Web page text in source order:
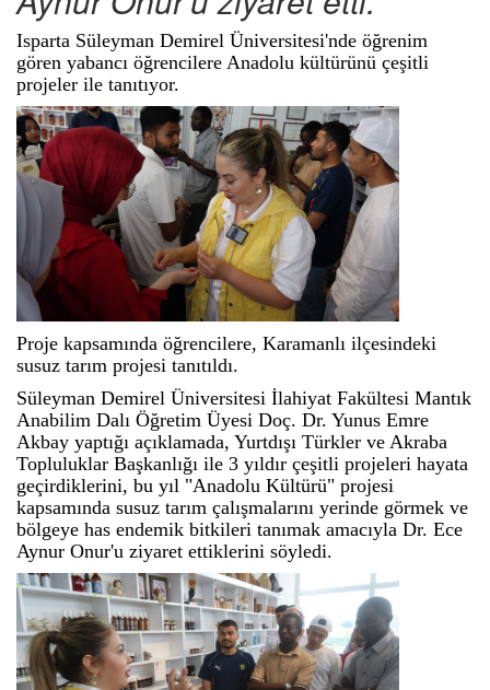
Isparta Süleyman Demirel Üniversitesi'nde öğrenim
gören yabancı öğrencilere Anadolu kültürünü çeşitli
projeler ile tanıtıyor.
Proje kapsamında öğrencilere, Karamanlı ilçesindeki
susuz tarım projesi tanıtıldı.
Süleyman Demirel Üniversitesi İlahiyat Fakültesi Mantık
Anabilim Dalı Öğretim Üyesi Doç. Dr. Yunus Emre
Akbay yaptığı açıklamada, Yurtdışı Türkler ve Akraba
Topluluklar Başkanlığı ile 3 yıldır çeşitli projeleri hayata
geçirdiklerini, bu yıl "Anadolu Kültürü" projesi
kapsamında susuz tarım çalışmalarını yerinde görmek ve
bölgeye has endemik bitkileri tanımak amacıyla Dr. Ece
Aynur Onur'u ziyaret ettiklerini söyledi.